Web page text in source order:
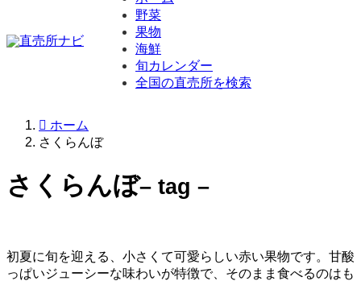
野菜
果物
海鮮
旬カレンダー
全国の直売所を検索
ホーム
さくらんぼ
さくらんぼ– tag –
初夏に旬を迎える、小さくて可愛らしい赤い果物です。甘酸
っぱいジューシーな味わいが特徴で、そのまま食べるのはも